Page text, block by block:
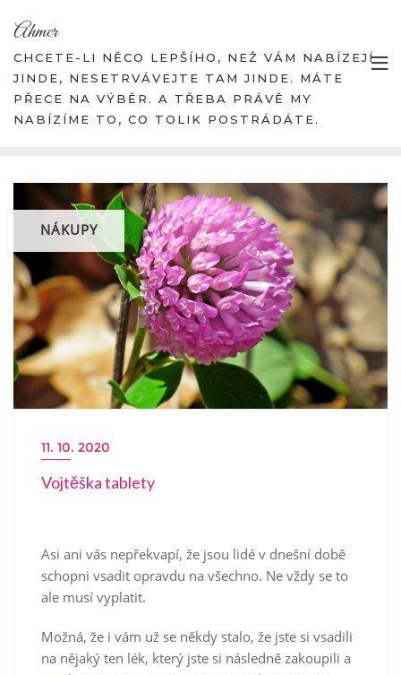
content
Ahmcr
CHCETE-LI NĚCO LEPŠÍHO, NEŽ VÁM NABÍZEJÍ
JINDE, NESETRVÁVEJTE TAM JINDE. MÁTE
PŘECE NA VÝBĚR. A TŘEBA PRÁVĚ MY
NABÍZÍME TO, CO TOLIK POSTRÁDÁTE.
NÁKUPY
11. 10. 2020
Vojtěška tablety
Asi ani vás nepřekvapí, že jsou lidé v dnešní době
schopni vsadit opravdu na všechno. Ne vždy se to
ale musí vyplatit.
Možná, že i vám už se někdy stalo, že jste si vsadili
na nějaký ten lék, který jste si následně zakoupili a